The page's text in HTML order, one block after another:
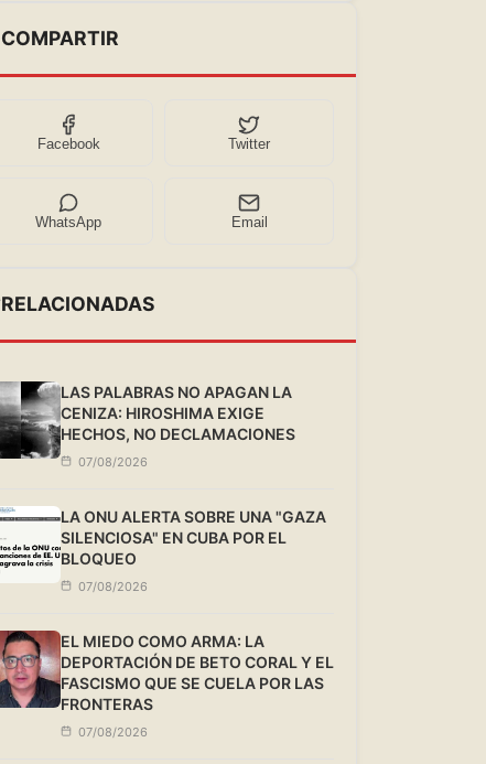
COMPARTIR
Facebook Twitter
WhatsApp Email
RELACIONADAS
LAS PALABRAS NO APAGAN LA
CENIZA: HIROSHIMA EXIGE
HECHOS, NO DECLAMACIONES
07/08/2026
LA ONU ALERTA SOBRE UNA "GAZA
SILENCIOSA" EN CUBA POR EL
BLOQUEO
07/08/2026
EL MIEDO COMO ARMA: LA
DEPORTACIÓN DE BETO CORAL Y EL
FASCISMO QUE SE CUELA POR LAS
FRONTERAS
07/08/2026